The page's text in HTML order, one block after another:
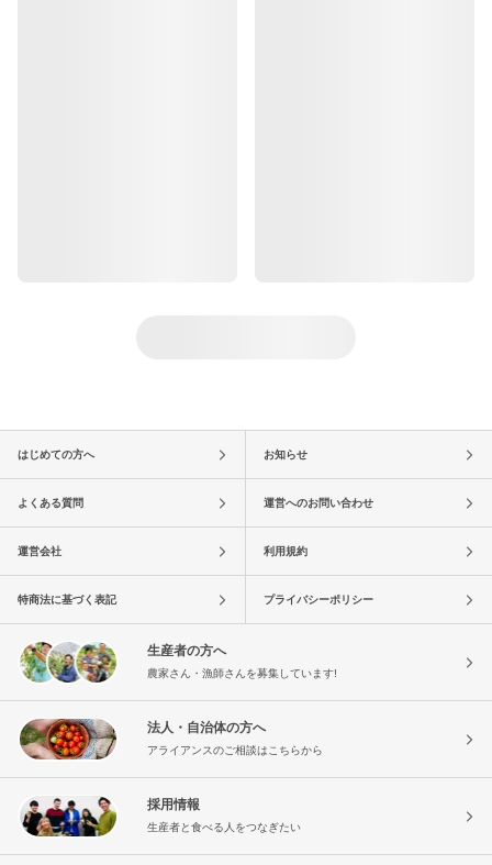
はじめての方へ お知らせ
よくある質問 運営へのお問い合わせ
運営会社 利用規約
特商法に基づく表記 プライバシーポリシー
生産者の方へ
農家さん・漁師さんを募集しています!
法人・自治体の方へ
アライアンスのご相談はこちらから
採用情報
生産者と食べる人をつなぎたい